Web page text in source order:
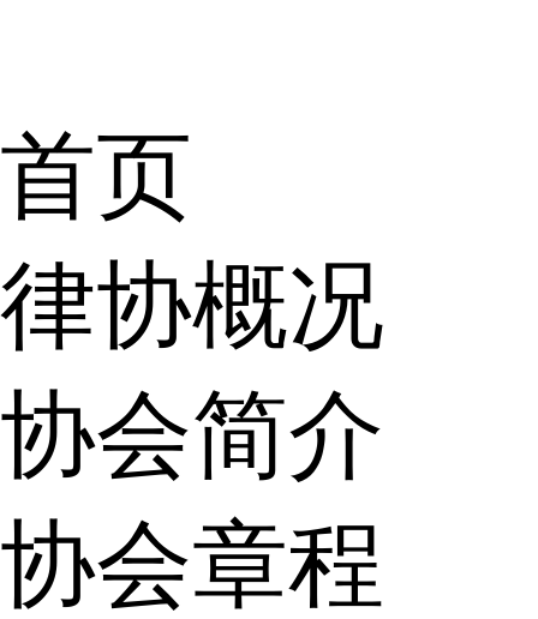
首页
律协概况
协会简介
协会章程